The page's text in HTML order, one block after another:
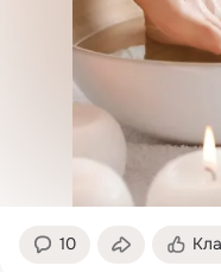
10